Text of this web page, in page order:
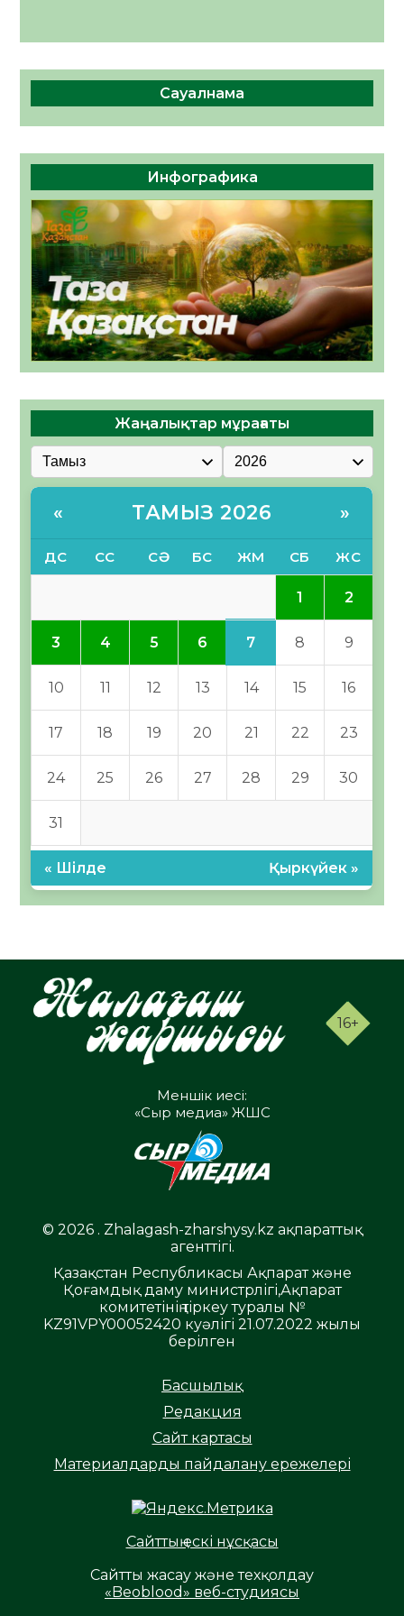
Сауалнама
Инфографика
Жаңалықтар мұрағаты
« ТАМЫЗ 2026 »
ДС СС СӘ БС ЖМ СБ ЖС
1 2
3 4 5 6 7 8 9
10 11 12 13 14 15 16
17 18 19 20 21 22 23
24 25 26 27 28 29 30
31
« Шілде Қыркүйек »
16+
Меншік иесі:
«Сыр медиа» ЖШС
© 2026 . Zhalagash-zharshysy.kz ақпараттық
агенттігі.
Қазақстан Республикасы Ақпарат және
Қоғамдық даму министрлігі,Ақпарат
комитетінің тіркеу туралы №
KZ91VPY00052420 куәлігі 21.07.2022 жылы
берілген
Басшылық
Редакция
Сайт картасы
Материалдарды пайдалану ережелері
Сайттың ескі нұсқасы
Сайтты жасау және техқолдау
«Beoblood» веб-студиясы